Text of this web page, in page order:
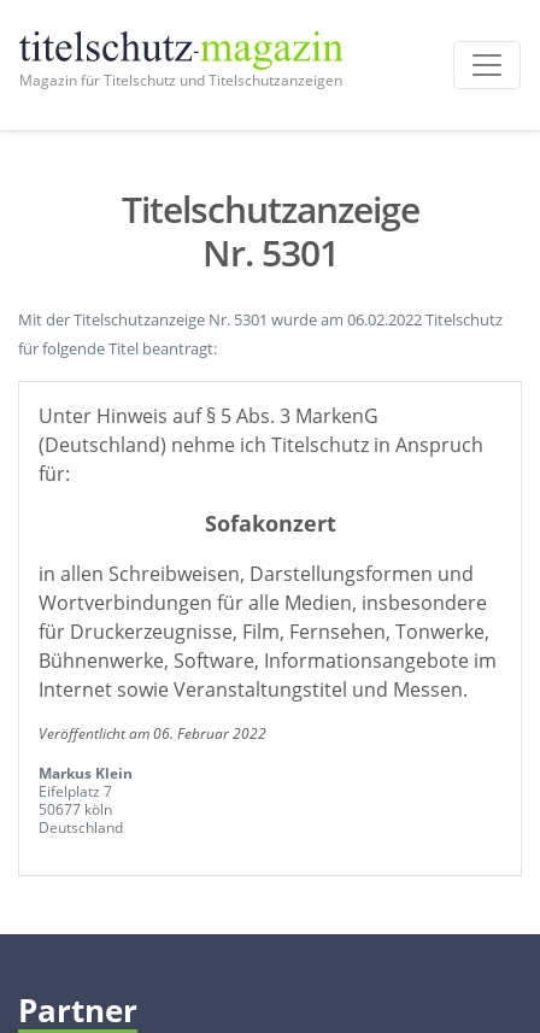
Magazin für Titelschutz und Titelschutzanzeigen
Titelschutzanzeige
Nr. 5301
Mit der Titelschutzanzeige Nr. 5301 wurde am 06.02.2022 Titelschutz
für folgende Titel beantragt:
Unter Hinweis auf § 5 Abs. 3 MarkenG
(Deutschland) nehme ich Titelschutz in Anspruch
für:
Sofakonzert
in allen Schreibweisen, Darstellungsformen und
Wortverbindungen für alle Medien, insbesondere
für Druckerzeugnisse, Film, Fernsehen, Tonwerke,
Bühnenwerke, Software, Informationsangebote im
Internet sowie Veranstaltungstitel und Messen.
Veröffentlicht am 06. Februar 2022
Markus Klein
Eifelplatz 7
50677 köln
Deutschland
Partner